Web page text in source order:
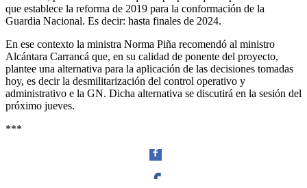
que establece la reforma de 2019 para la conformación de la
Guardia Nacional. Es decir: hasta finales de 2024.
En ese contexto la ministra Norma Piña recomendó al ministro
Alcántara Carrancá que, en su calidad de ponente del proyecto,
plantee una alternativa para la aplicación de las decisiones tomadas
hoy, es decir la desmilitarización del control operativo y
administrativo e la GN. Dicha alternativa se discutirá en la sesión del
próximo jueves.
***